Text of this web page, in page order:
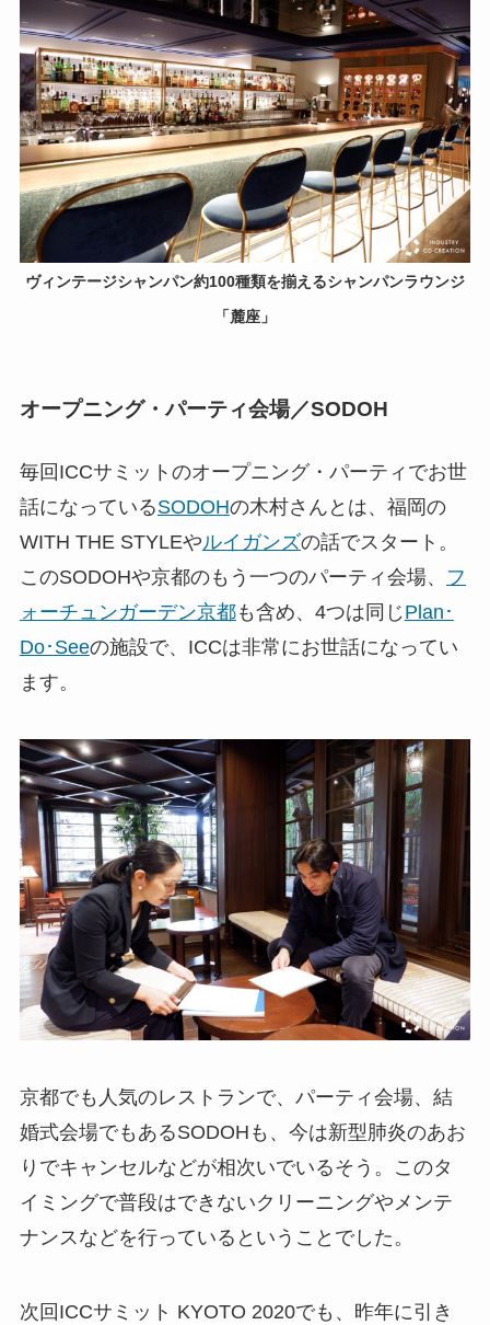
ヴィンテージシャンパン約100種類を揃えるシャンパンラウンジ
「麓座」
オープニング・パーティ会場／SODOH
毎回ICCサミットのオープニング・パーティでお世
話になっているSODOHの木村さんとは、福岡の
WITH THE STYLEやルイガンズの話でスタート。
このSODOHや京都のもう一つのパーティ会場、
フ
ォーチュンガーデン京都も含め、4つは同じPlan･
Do･Seeの施設で、ICCは非常にお世話になってい
ます。
京都でも人気のレストランで、パーティ会場、結
婚式会場でもあるSODOHも、今は新型肺炎のあお
りでキャンセルなどが相次いでいるそう。このタ
イミングで普段はできないクリーニングやメンテ
ナンスなどを行っているということでした。
次回ICCサミット KYOTO 2020でも、昨年に引き